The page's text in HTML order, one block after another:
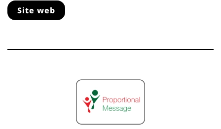
Site web